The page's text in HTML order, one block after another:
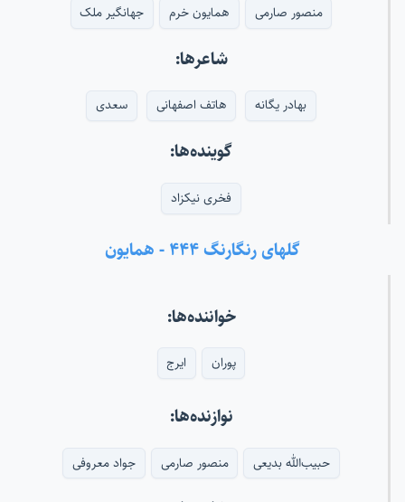
منصور صارمی همایون خرم جهانگیر ملک
شاعرها:
بهادر یگانه هاتف اصفهانی سعدی
گوینده‌ها:
فخری نیکزاد
گلهای رنگارنگ ۴۴۴ - همایون
خواننده‌ها:
پوران ایرج
نوازنده‌ها:
حبیب‌الله بدیعی منصور صارمی جواد معروفی